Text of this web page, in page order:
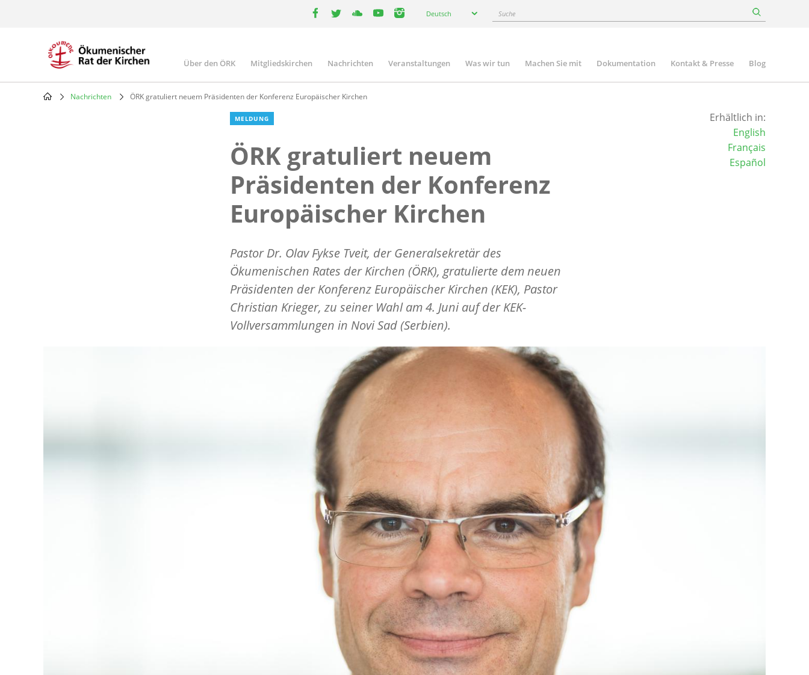
Deutsch Suche
Main
navigation
Über den ÖRK Mitgliedskirchen Nachrichten Veranstaltungen Was wir tun Machen Sie mit Dokumentation Kontakt & Presse Blog
Nachrichten ÖRK gratuliert neuem Präsidenten der Konferenz Europäischer Kirchen
MELDUNG
ÖRK gratuliert neuem
Präsidenten der Konferenz
Europäischer Kirchen
Pastor Dr. Olav Fykse Tveit, der Generalsekretär des
Ökumenischen Rates der Kirchen (ÖRK), gratulierte dem neuen
Präsidenten der Konferenz Europäischer Kirchen (KEK), Pastor
Christian Krieger, zu seiner Wahl am 4. Juni auf der KEK-
Vollversammlungen in Novi Sad (Serbien).
Erhältlich in:
English
Français
Español